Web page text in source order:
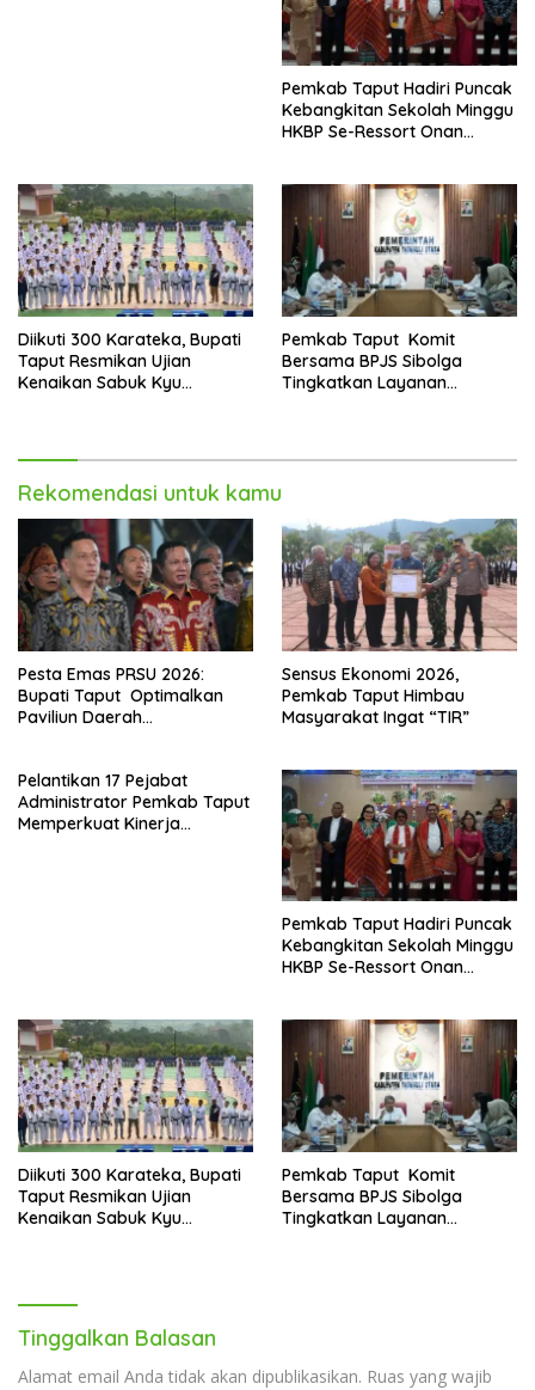
Pemkab Taput Hadiri Puncak
Kebangkitan Sekolah Minggu
HKBP Se-Ressort Onan
Diikuti 300 Karateka, Bupati
Taput Resmikan Ujian
Kenaikan Sabuk Kyu
Pemkab Taput Komit
Bersama BPJS Sibolga
Tingkatkan Layanan
Rekomendasi untuk kamu
Pesta Emas PRSU 2026:
Bupati Taput Optimalkan
Paviliun Daerah
Sensus Ekonomi 2026,
Pemkab Taput Himbau
Masyarakat Ingat “TIR”
Pelantikan 17 Pejabat
Administrator Pemkab Taput
Memperkuat Kinerja
Pemkab Taput Hadiri Puncak
Kebangkitan Sekolah Minggu
HKBP Se-Ressort Onan
Diikuti 300 Karateka, Bupati
Taput Resmikan Ujian
Kenaikan Sabuk Kyu
Pemkab Taput Komit
Bersama BPJS Sibolga
Tingkatkan Layanan
Tinggalkan Balasan
Alamat email Anda tidak akan dipublikasikan. Ruas yang wajib